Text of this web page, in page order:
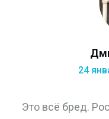
24
Это всё бред.